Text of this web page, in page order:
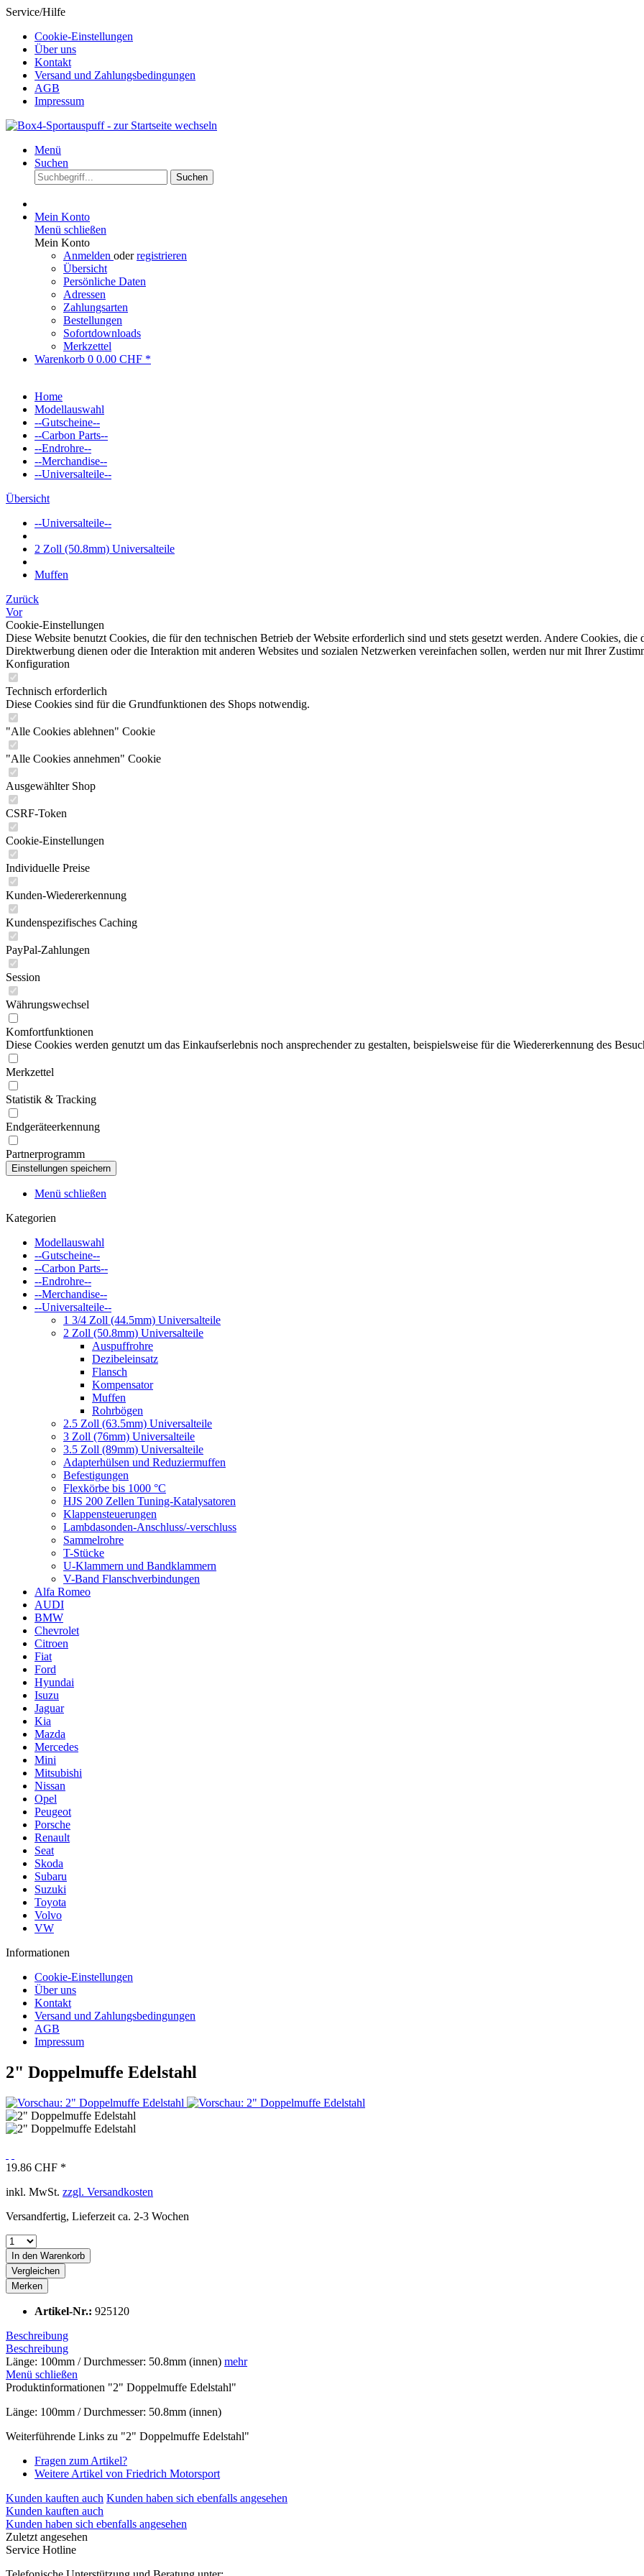
Service/Hilfe
Cookie-Einstellungen
Über uns
Kontakt
Versand und Zahlungsbedingungen
AGB
Impressum
Menü
Suchen
Suchen
Mein Konto
Menü schließen
Mein Konto
Anmelden oderregistrieren
Übersicht
Persönliche Daten
Adressen
Zahlungsarten
Bestellungen
Sofortdownloads
Merkzettel
Warenkorb 0 0.00 CHF *
Home
Modellauswahl
--Gutscheine--
--Carbon Parts--
--Endrohre--
--Merchandise--
--Universalteile--
Übersicht
--Universalteile--
2 Zoll (50.8mm) Universalteile
Muffen
Zurück
Vor
Cookie-Einstellungen
Diese Website benutzt Cookies, die für den technischen Betrieb der Website erforderlich sind und stets gesetzt werden. Andere Cookies,
Direktwerbung dienen oder die Interaktion mit anderen Websites und sozialen Netzwerken vereinfachen sollen, werden nur mit Ihrer
Konfiguration
Technisch erforderlich
Diese Cookies sind für die Grundfunktionen des Shops notwendig.
"Alle Cookies ablehnen" Cookie
"Alle Cookies annehmen" Cookie
Ausgewählter Shop
CSRF-Token
Cookie-Einstellungen
Individuelle Preise
Kunden-Wiedererkennung
Kundenspezifisches Caching
PayPal-Zahlungen
Session
Währungswechsel
Komfortfunktionen
Diese Cookies werden genutzt um das Einkaufserlebnis noch ansprechender zu gestalten, beispielsweise für die Wiedererkennung des
Merkzettel
Statistik & Tracking
Endgeräteerkennung
Partnerprogramm
Menü schließen
Kategorien
Modellauswahl
--Gutscheine--
--Carbon Parts--
--Endrohre--
--Merchandise--
--Universalteile--
1 3/4 Zoll (44.5mm) Universalteile
2 Zoll (50.8mm) Universalteile
Auspuffrohre
Dezibeleinsatz
Flansch
Kompensator
Muffen
Rohrbögen
2.5 Zoll (63.5mm) Universalteile
3 Zoll (76mm) Universalteile
3.5 Zoll (89mm) Universalteile
Adapterhülsen und Reduziermuffen
Befestigungen
Flexkörbe bis 1000 °C
HJS 200 Zellen Tuning-Katalysatoren
Klappensteuerungen
Lambdasonden-Anschluss/-verschluss
Sammelrohre
T-Stücke
U-Klammern und Bandklammern
V-Band Flanschverbindungen
Alfa Romeo
AUDI
BMW
Chevrolet
Citroen
Fiat
Ford
Hyundai
Isuzu
Jaguar
Kia
Mazda
Mercedes
Mini
Mitsubishi
Nissan
Opel
Peugeot
Porsche
Renault
Seat
Skoda
Subaru
Suzuki
Toyota
Volvo
VW
Informationen
Cookie-Einstellungen
Über uns
Kontakt
Versand und Zahlungsbedingungen
AGB
Impressum
2" Doppelmuffe Edelstahl
19.86 CHF *
inkl. MwSt. zzgl. Versandkosten
Versandfertig, Lieferzeit ca. 2-3 Wochen
In den Warenkorb
Vergleichen
Merken
Artikel-Nr.: 925120
Beschreibung
Beschreibung
Länge: 100mm / Durchmesser: 50.8mm (innen) mehr
Menü schließen
Produktinformationen "2" Doppelmuffe Edelstahl"
Länge: 100mm / Durchmesser: 50.8mm (innen)
Weiterführende Links zu "2" Doppelmuffe Edelstahl"
Fragen zum Artikel?
Weitere Artikel von Friedrich Motorsport
Kunden kauften auch Kunden haben sich ebenfalls angesehen
Kunden kauften auch
Kunden haben sich ebenfalls angesehen
Zuletzt angesehen
Service Hotline